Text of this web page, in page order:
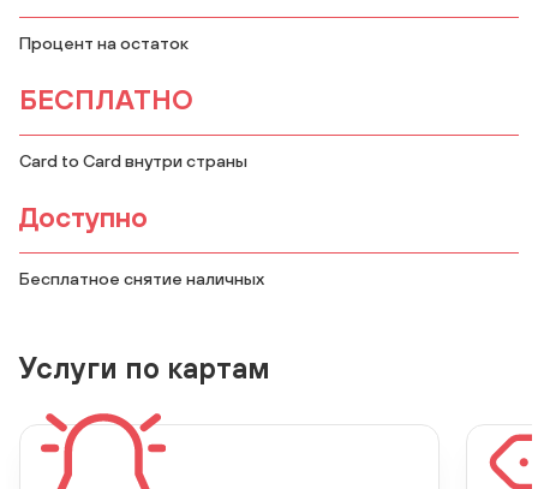
Процент на остаток
БЕСПЛАТНО
Card to Card внутри страны
Доступно
Бесплатное снятие наличных
Услуги по картам